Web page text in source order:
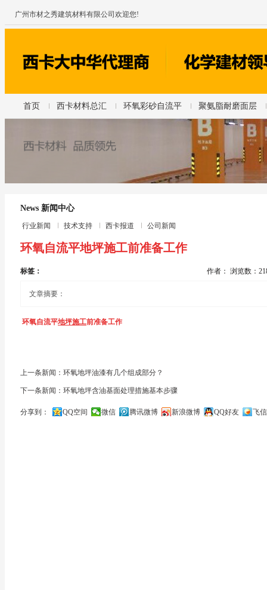
广州市材之秀建筑材料有限公司欢迎您!
首页 西卡材料总汇 环氧彩砂自流平 聚氨脂耐磨面层
News 新闻中心
行业新闻 技术支持 西卡报道 公司新闻
环氧自流平地坪施工前准备工作
标签： 作者： 浏览数：
文章摘要：
环氧自流平地坪施工前准备工作
施工前准备相当的重要，环氧自流平地坪施工前准备工作。
1、施工开始前，要预先安排好施工段（2000m2/段）。人员、材料、机具齐
上一条新闻：环氧地坪油漆有几个组成部分？
下一条新闻：环氧地坪含油基面处理措施基本步骤
分享到： QQ空间 微信 腾讯微博 新浪微博 QQ好友
飞信